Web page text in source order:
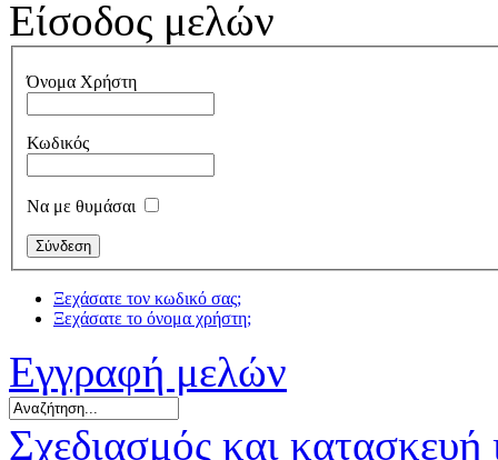
Είσοδος μελών
Όνομα Χρήστη
Κωδικός
Να με θυμάσαι
Ξεχάσατε τον κωδικό σας;
Ξεχάσατε το όνομα χρήστη;
Εγγραφή μελών
Σχεδιασμός και